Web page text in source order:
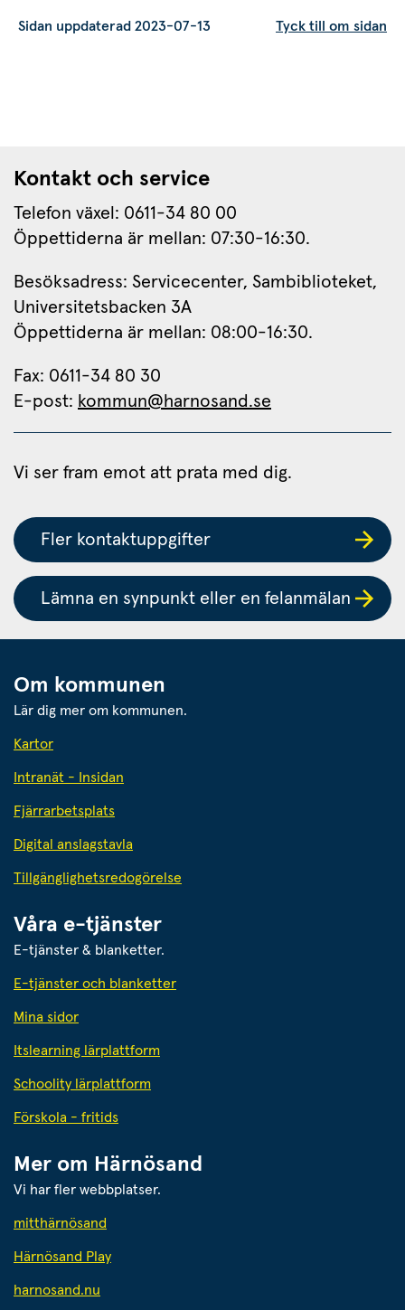
webbplats.
Sidan uppdaterad 2023-07-13 Tyck till om sidan
Kontakt och service
Telefon växel: 0611-34 80 00
Öppettiderna är mellan: 07:30-16:30.
Besöksadress: Servicecenter, Sambiblioteket,
Universitetsbacken 3A
Öppettiderna är mellan: 08:00-16:30.
Fax: 0611-34 80 30
E-post: kommun@harnosand.se
Vi ser fram emot att prata med dig.
Fler kontaktuppgifter
Lämna en synpunkt eller en felanmälan
Om kommunen
Lär dig mer om kommunen.
Kartor
Intranät - Insidan
Fjärrarbetsplats
Digital anslagstavla
Tillgänglighetsredogörelse
Våra e-tjänster
E-tjänster & blanketter.
E-tjänster och blanketter
Mina sidor
Itslearning lärplattform
Schoolity lärplattform
Förskola - fritids
Mer om Härnösand
Vi har fler webbplatser.
mitthärnösand
Härnösand Play
harnosand.nu